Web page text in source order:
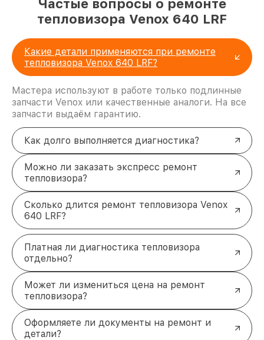
Частые вопросы о ремонте
тепловизора Venox 640 LRF
Какие детали применяются при ремонте
тепловизора Venox 640 LRF?
Мастера используют в работе только подлинные
запчасти Venox или качественные аналоги. На все
запчасти выдаём гарантию.
Как долго выполняется диагностика?
Можно ли заказать экспресс ремонт
тепловизора?
Сколько длится ремонт тепловизора Venox
640 LRF?
Платная ли диагностика тепловизора
отдельно?
Может ли измениться цена на ремонт
тепловизора?
Оформляете ли документы на ремонт и
детали?